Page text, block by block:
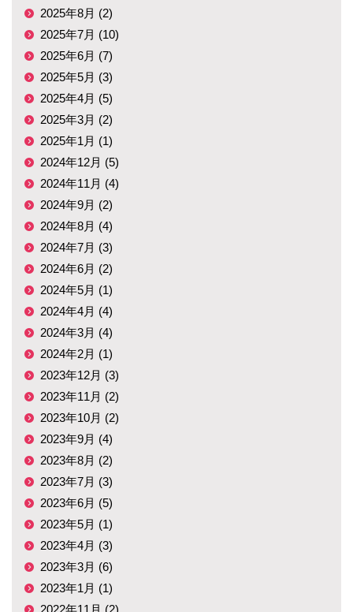
2025年8月 (2)
2025年7月 (10)
2025年6月 (7)
2025年5月 (3)
2025年4月 (5)
2025年3月 (2)
2025年1月 (1)
2024年12月 (5)
2024年11月 (4)
2024年9月 (2)
2024年8月 (4)
2024年7月 (3)
2024年6月 (2)
2024年5月 (1)
2024年4月 (4)
2024年3月 (4)
2024年2月 (1)
2023年12月 (3)
2023年11月 (2)
2023年10月 (2)
2023年9月 (4)
2023年8月 (2)
2023年7月 (3)
2023年6月 (5)
2023年5月 (1)
2023年4月 (3)
2023年3月 (6)
2023年1月 (1)